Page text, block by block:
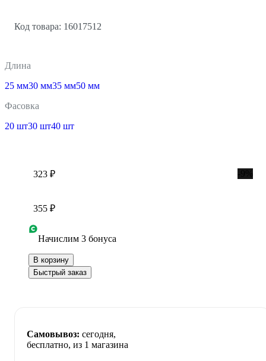
Код товара: 16017512
Длина
25 мм30 мм35 мм50 мм
Фасовка
20 шт30 шт40 шт
323 ₽
355 ₽
Начислим 3 бонуса
В корзину
Быстрый заказ
Самовывоз: сегодня,
бесплатно, из 1 магазина